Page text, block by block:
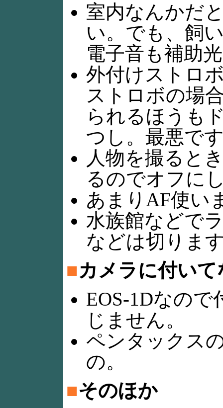
室内なんかだ
い。でも、飼
電子音も補助
外付けストロ
ストロボの場
られるほうも
つし。最悪で
人物を撮ると
るのでオフに
あまりAF使い
水族館などで
などは切りま
■カメラに付いて
EOS-1Dなの
じません。
ペンタックス
の。
■そのほか